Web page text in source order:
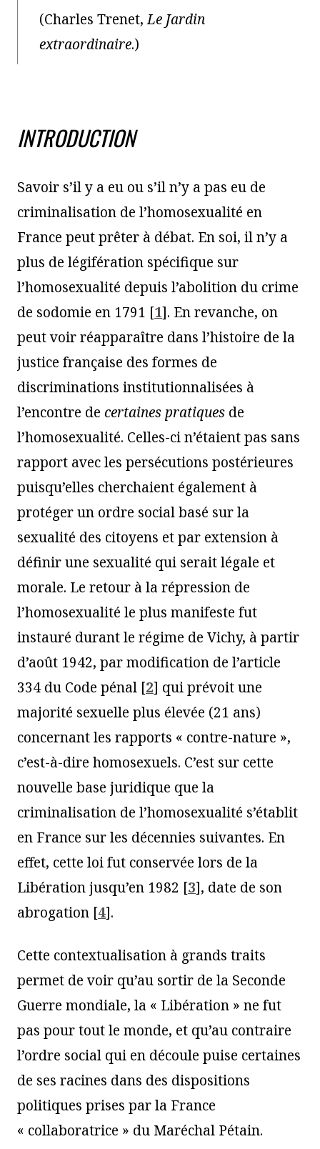
(Charles Trenet,Le Jardin
extraordinaire.)
INTRODUCTION
Savoir s’il y a eu ou s’il n’y a pas eu de
criminalisation de l’homosexualité en
France peut prêter à débat. En soi, il n’y a
plus de légifération spécifique sur
l’homosexualité depuis l’abolition du crime
de sodomie en 1791 [1]. En revanche, on
peut voir réapparaître dans l’histoire de la
justice française des formes de
discriminations institutionnalisées à
l’encontre de certaines pratiques de
l’homosexualité. Celles-ci n’étaient pas sans
rapport avec les persécutions postérieures
puisqu’elles cherchaient également à
protéger un ordre social basé sur la
sexualité des citoyens et par extension à
définir une sexualité qui serait légale et
morale. Le retour à la répression de
l’homosexualité le plus manifeste fut
instauré durant le régime de Vichy, à partir
d’août 1942, par modification de l’article
334 du Code pénal [2] qui prévoit une
majorité sexuelle plus élevée (21 ans)
concernant les rapports « contre-nature »,
c’est-à-dire homosexuels. C’est sur cette
nouvelle base juridique que la
criminalisation de l’homosexualité s’établit
en France sur les décennies suivantes. En
effet, cette loi fut conservée lors de la
Libération jusqu’en 1982 [3], date de son
abrogation [4].
Cette contextualisation à grands traits
permet de voir qu’au sortir de la Seconde
Guerre mondiale, la « Libération » ne fut
pas pour tout le monde, et qu’au contraire
l’ordre social qui en découle puise certaines
de ses racines dans des dispositions
politiques prises par la France
« collaboratrice » du Maréchal Pétain.